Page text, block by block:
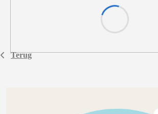
Terug